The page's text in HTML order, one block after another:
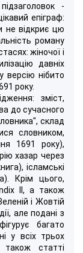
-
епіграф:
не відкриє цю
роману
жіночої і
давніх
версію нібито
року.
зміст,
до сучасного
склад
словником,
1691 року),
хазар через
ісламські
Крім цього,
II, а також
і Жовтій
але подані з
багато
у всіх трьох
статті